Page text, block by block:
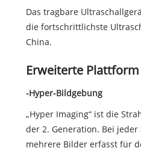
Das tragbare
die fortschrittlichste
China.
Erweiterte Plattform
-Hyper-Bildgebung
„Hyper Imaging“ ist die
der 2. Generation. Bei
mehrere Bilder erfasst für